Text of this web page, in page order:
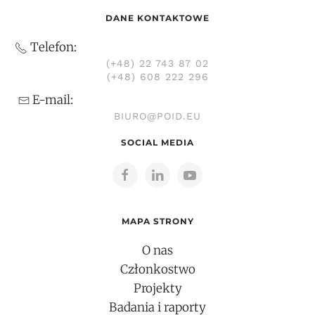
DANE KONTAKTOWE
Telefon:
(+48) 22 743 87 02
(+48) 608 222 296
E-mail:
BIURO@POID.EU
SOCIAL MEDIA
MAPA STRONY
O nas
Członkostwo
Projekty
Badania i raporty